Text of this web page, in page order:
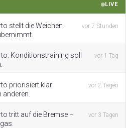
LIVE
stellt die Weichen
vor 7 Stunden
Konditionstraining soll
vor 1 Tag
priorisiert klar:
vor 2 Tagen
tritt auf die Bremse –
vor 3 Tagen